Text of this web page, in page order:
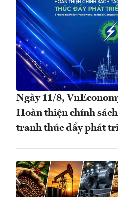
Ngày 11/8,
Hoàn thiện chính
tranh thúc đẩy phát